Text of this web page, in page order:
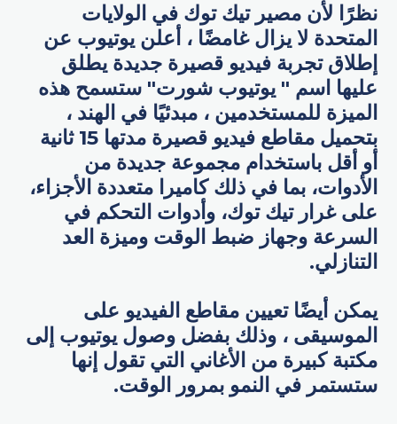
نظرًا لأن مصير تيك توك في الولايات
المتحدة لا يزال غامضًا ، أعلن يوتيوب عن
إطلاق تجربة فيديو قصيرة جديدة يطلق
عليها اسم " يوتيوب شورت" ستسمح هذه
الميزة للمستخدمين ، مبدئيًا في الهند ،
بتحميل مقاطع فيديو قصيرة مدتها 15 ثانية
أو أقل باستخدام مجموعة جديدة من
الأدوات، بما في ذلك كاميرا متعددة الأجزاء،
على غرار تيك توك، وأدوات التحكم في
السرعة وجهاز ضبط الوقت وميزة العد
التنازلي.
يمكن أيضًا تعيين مقاطع الفيديو على
الموسيقى ، وذلك بفضل وصول يوتيوب إلى
مكتبة كبيرة من الأغاني التي تقول إنها
ستستمر في النمو بمرور الوقت.